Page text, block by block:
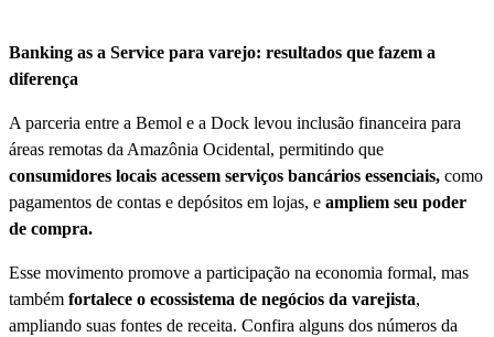
Banking as a Service para varejo: resultados que fazem a
diferença
A parceria entre a Bemol e a Dock levou inclusão financeira para
áreas remotas da Amazônia Ocidental, permitindo que
consumidores locais acessem serviços bancários essenciais, como
pagamentos de contas e depósitos em lojas, e ampliem seu poder
de compra.
Esse movimento promove a participação na economia formal, mas
também fortalece o ecossistema de negócios da varejista,
ampliando suas fontes de receita. Confira alguns dos números da